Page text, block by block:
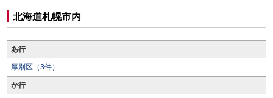
北海道札幌市内
あ行
厚別区（3件）
か行